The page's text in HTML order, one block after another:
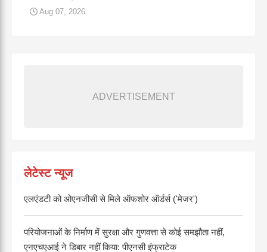
Aug 07, 2026
ADVERTISEMENT
लेटेस्ट न्यूज
एलएंडटी को ओएनजीसी से मिले ऑफशोर ऑर्डर्स ('मेजर')
परियोजनाओं के निर्माण में सुरक्षा और गुणवत्ता से कोई समझौता नहीं,
एनएचएआई ने डिबार नहीं किया: पीएनसी इंफ्राटेक